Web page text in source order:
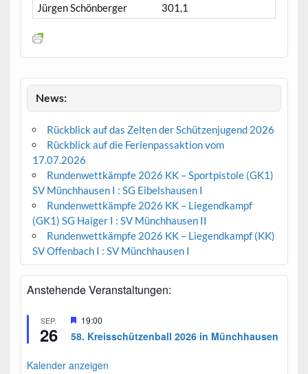
Jürgen Schönberger
301,1
News:
Rückblick auf das Zelten der Schützenjugend 2026
Rückblick auf die Ferienpassaktion vom
17.07.2026
Rundenwettkämpfe 2026 KK – Sportpistole (GK1)
SV Münchhausen I : SG Eibelshausen I
Rundenwettkämpfe 2026 KK – Liegendkampf
(GK1) SG Haiger I : SV Münchhausen II
Rundenwettkämpfe 2026 KK – Liegendkampf (KK)
SV Offenbach I : SV Münchhausen I
Anstehende Veranstaltungen:
SEP.
26
H
r
o
19:00
58. Kreisschützenball 2026 in Münchhausen
Kalender anzeigen